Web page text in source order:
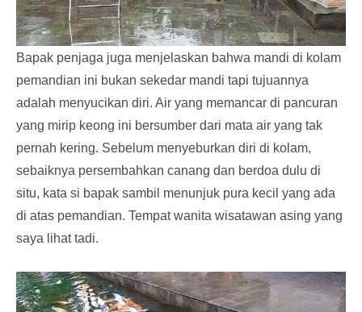
Bapak penjaga juga menjelaskan bahwa mandi di kolam
pemandian ini bukan sekedar mandi tapi tujuannya
adalah menyucikan diri. Air yang memancar di pancuran
yang mirip keong ini bersumber dari mata air yang tak
pernah kering. Sebelum menyeburkan diri di kolam,
sebaiknya persembahkan canang dan berdoa dulu di
situ, kata si bapak sambil menunjuk pura kecil yang ada
di atas pemandian. Tempat wanita wisatawan asing yang
saya lihat tadi.